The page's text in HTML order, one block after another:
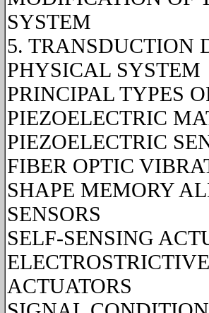
SYSTEM
5. TRANSDUCTION
PHYSICAL SYSTEM
PRINCIPAL TYPES
PIEZOELECTRIC
PIEZOELECTRIC
FIBER OPTIC
SHAPE MEMORY
SENSORS
SELF-SENSING
ACTUATORS